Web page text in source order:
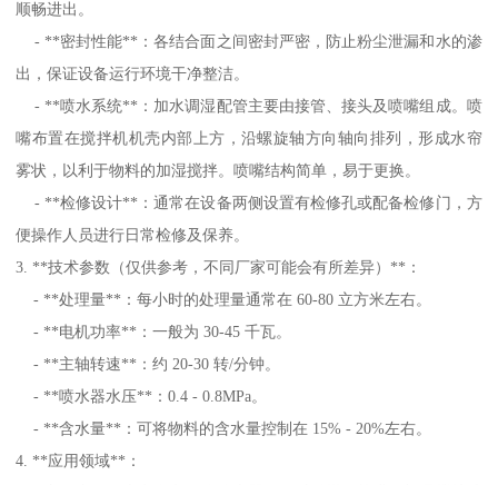
顺畅进出。
- **密封性能**：各结合面之间密封严密，防止粉尘泄漏和水的渗
出，保证设备运行环境干净整洁。
- **喷水系统**：加水调湿配管主要由接管、接头及喷嘴组成。喷
嘴布置在搅拌机机壳内部上方，沿螺旋轴方向轴向排列，形成水帘
雾状，以利于物料的加湿搅拌。喷嘴结构简单，易于更换。
- **检修设计**：通常在设备两侧设置有检修孔或配备检修门，方
便操作人员进行日常检修及保养。
3. **技术参数（仅供参考，不同厂家可能会有所差异）**：
- **处理量**：每小时的处理量通常在 60-80 立方米左右。
- **电机功率**：一般为 30-45 千瓦。
- **主轴转速**：约 20-30 转/分钟。
- **喷水器水压**：0.4 - 0.8MPa。
- **含水量**：可将物料的含水量控制在 15% - 20%左右。
4. **应用领域**：